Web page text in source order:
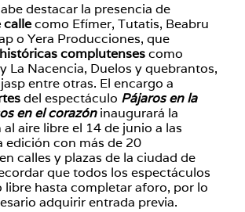
destacar la presencia de
callecomo Efímer, Tutatis, Beabru
o Yera Producciones, que
históricas complutensescomo
La Nacencia, Duelos y quebrantos,
entre otras. El encargo a
del espectáculo Pájaros en la
en el corazóninaugurará la
aire libre el 14 de junio a las
edición con más de 20
calles y plazas de la ciudad de
que todos los espectáculos
libre hasta completar aforo, por lo
adquirir entrada previa.